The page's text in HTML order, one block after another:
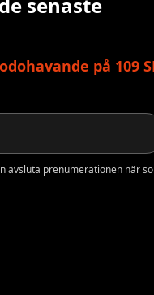
på 109
avsluta prenumerationen när